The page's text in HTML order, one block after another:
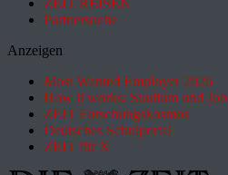
ZEIT REISEN
Partnersuche
Anzeigen
Most Wanted Employer 2026
How it works: Studium und Job
ZEIT Forschungskosmos
Deutsches Schulportal
ZEIT für X